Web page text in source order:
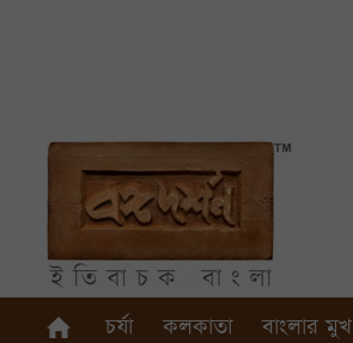
চর্যা কলকাতা বাংলার মুখ